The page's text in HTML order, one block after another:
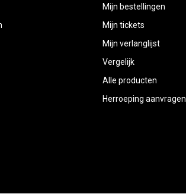
Mijn bestellingen
Mijn tickets
Mijn verlanglijst
Vergelijk
Alle producten
Herroeping aanvragen